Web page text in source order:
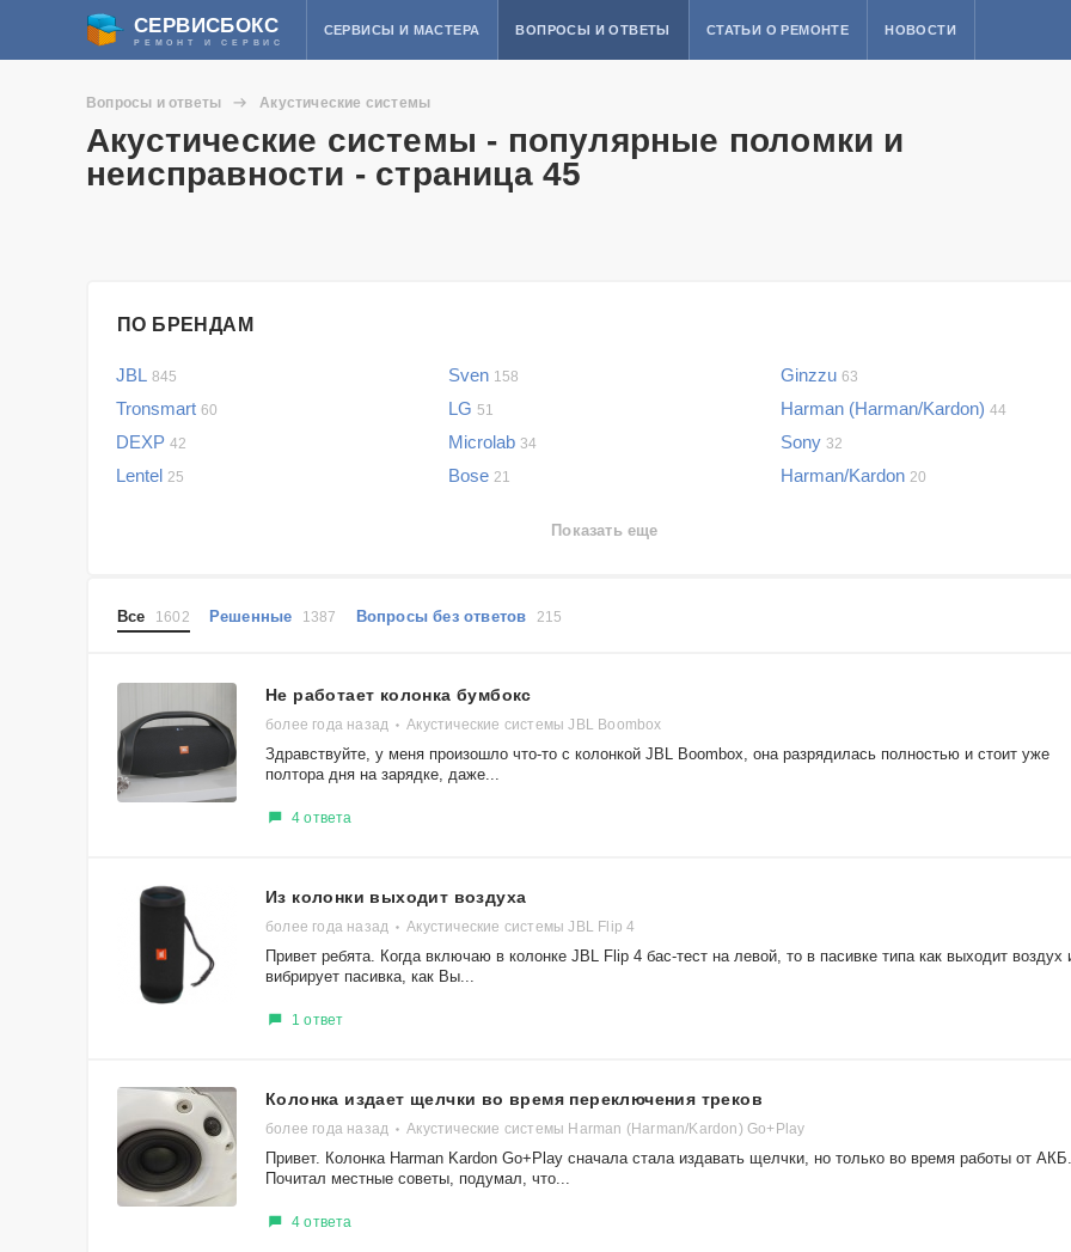
СЕРВИСБОКС
РЕМОНТ И СЕРВИС
СЕРВИСЫ И МАСТЕРА ВОПРОСЫ И ОТВЕТЫ СТАТЬИ О РЕМОНТЕ НОВОСТИ
Вопросы и ответы Акустические системы
Акустические системы - популярные поломки и
неисправности - страница 45
ПО БРЕНДАМ
JBL 845 Sven 158 Ginzzu 63
Tronsmart 60 LG 51 Harman (Harman/Kardon) 44
DEXP 42 Microlab 34 Sony 32
Lentel 25 Bose 21 Harman/Kardon 20
Показать еще
Все 1602 Решенные 1387 Вопросы без ответов 215
Не работает колонка бумбокс
более года назад Акустические системы JBL Boombox
Здравствуйте, у меня произошло что-то с колонкой JBL Boombox, она разрядилась полностью и стоит уже
полтора дня на зарядке, даже...
4 ответа
Из колонки выходит воздуха
более года назад Акустические системы JBL Flip 4
Привет ребята. Когда включаю в колонке JBL Flip 4 бас-тест на левой, то в пасивке типа как выходит воздух
вибрирует пасивка, как Вы...
1 ответ
Колонка издает щелчки во время переключения треков
более года назад Акустические системы Harman (Harman/Kardon) Go+Play
Привет. Колонка Harman Kardon Go+Play сначала стала издавать щелчки, но только во время работы от АКБ.
Почитал местные советы, подумал, что...
4 ответа